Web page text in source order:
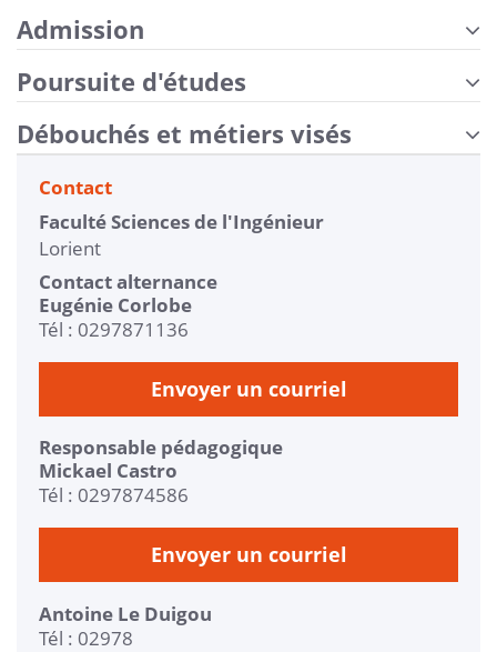
Admission
Poursuite d'études
Débouchés et métiers visés
Contact
Faculté Sciences de l'Ingénieur
Lorient
Contact alternance
Eugénie Corlobe
Tél : 0297871136
Envoyer un courriel
Responsable pédagogique
Mickael Castro
Tél : 0297874586
Envoyer un courriel
Antoine Le Duigou
Tél : 02978